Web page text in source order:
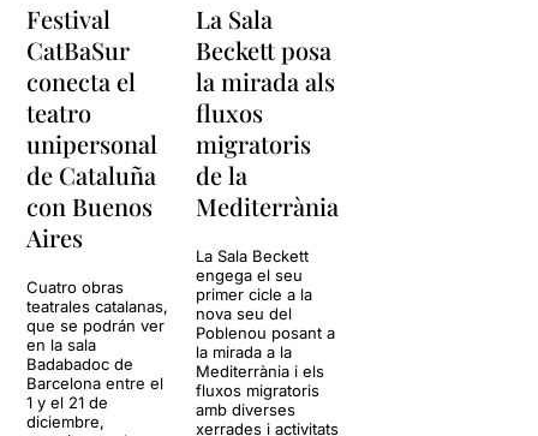
Festival
CatBaSur
conecta el
teatro
unipersonal
de Cataluña
con Buenos
Aires
Cuatro obras
teatrales catalanas,
que se podrán ver
en la sala
Badabadoc de
Barcelona entre el
1 y el 21 de
diciembre,
La Sala
Beckett posa
la mirada als
fluxos
migratoris
de la
Mediterrània
La Sala Beckett
engega el seu
primer cicle a la
nova seu del
Poblenou posant a
la mirada a la
Mediterrània i els
fluxos migratoris
amb diverses
xerrades i activitats